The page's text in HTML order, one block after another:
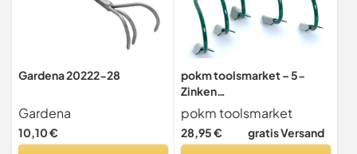
Gardena 20222-28
Gardena
10,10 €
pokm toolsmarket – 5-
Zinken
Handgrubber/Gartenhacke
/Gartenkralle/Kultivator –
Robuste Bodenhacke zur
pokm toolsmarket
28,95 € gratis Versand